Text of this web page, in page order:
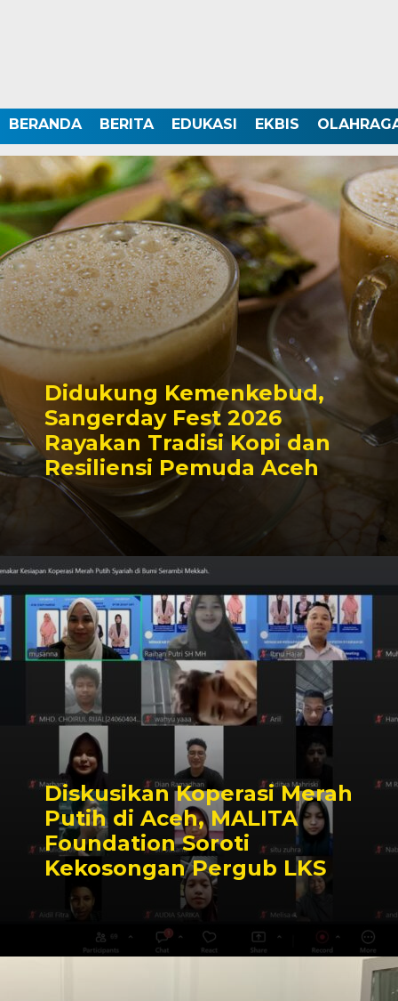
BERANDA BERITA EDUKASI EKBIS
Didukung Kemenkebud,
Sangerday Fest 2026
Rayakan Tradisi Kopi dan
Resiliensi Pemuda Aceh
Diskusikan Koperasi Merah
Putih di Aceh, MALITA
Foundation Soroti
Kekosongan Pergub LKS